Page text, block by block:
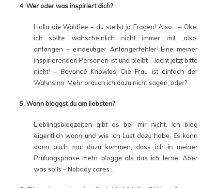
4. Wer oder was inspiriert dich?
Holla die Waldfee – du stellst ja Fragen! Also… – Okei
ich sollte wahscheinlich nicht immer mit ‚also‘
anfangen – eindeutiger Anfängerfehler! Eine meiner
inspirierenden Personen ist und bleibt – lacht jetzt bitte
nicht! – Beyoncé Knowles! Die Frau ist einfach der
Wahnsinn. Mehr brauch ich dazu nicht sagen, oder?
5. Wann bloggst du am liebsten?
Lieblingsblogzeiten gibt es bei mir nicht. Ich blog
eigentlich wann und wie ich Lust dazu habe. Es kann
dann auch mal dazu kommen, dass ich in meiner
Prüfungsphase mehr blogge als das ich lerne. Aber
was solls – Nobody cares…